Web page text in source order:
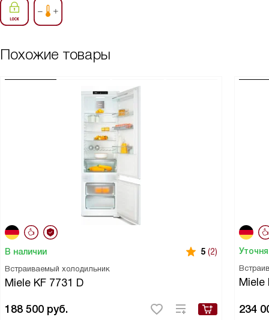
Похожие товары
В наличии 5 (2)
Встраиваемый холодильник
Miele KF 7731 D
188 500 руб.
Miele
234